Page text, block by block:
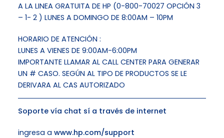
A LA LINEA GRATUITA DE HP (0-800-70027 OPCIÓN 3
– 1- 2 ) LUNES A DOMINGO DE 8:00AM – 10PM
HORARIO DE ATENCIÓN :
LUNES A VIENES DE 9:00AM-6:00PM
IMPORTANTE LLAMAR AL CALL CENTER PARA GENERAR
UN # CASO. SEGÚN AL TIPO DE PRODUCTOS SE LE
DERIVARA AL CAS AUTORIZADO
Soporte vía chat sí a través de internet
ingresa a www.hp.com/support